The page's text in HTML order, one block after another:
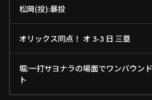
松岡(投):暴投
オリックス同点！ オ 3-3 日 三塁
堀:一打サヨナラの場面でワンバウン
ト